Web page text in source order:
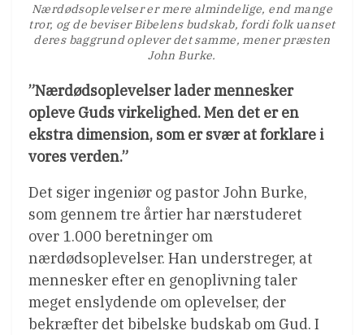
Nærdødsoplevelser er mere almindelige, end mange
tror, og de beviser Bibelens budskab, fordi folk uanset
deres baggrund oplever det samme, mener præsten
John Burke.
”Nærdødsoplevelser lader mennesker
opleve Guds virkelighed. Men det er en
ekstra dimension, som er svær at forklare i
vores verden.”
Det siger ingeniør og pastor John Burke,
som gennem tre årtier har nærstuderet
over 1.000 beretninger om
nærdødsoplevelser. Han understreger, at
mennesker efter en genoplivning taler
meget enslydende om oplevelser, der
bekræfter det bibelske budskab om Gud. I